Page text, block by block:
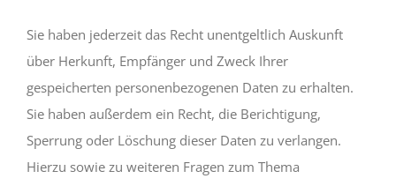
Sie haben jederzeit das Recht unentgeltlich Auskunft
über Herkunft, Empfänger und Zweck Ihrer
gespeicherten personenbezogenen Daten zu erhalten.
Sie haben außerdem ein Recht, die Berichtigung,
Sperrung oder Löschung dieser Daten zu verlangen.
Hierzu sowie zu weiteren Fragen zum Thema